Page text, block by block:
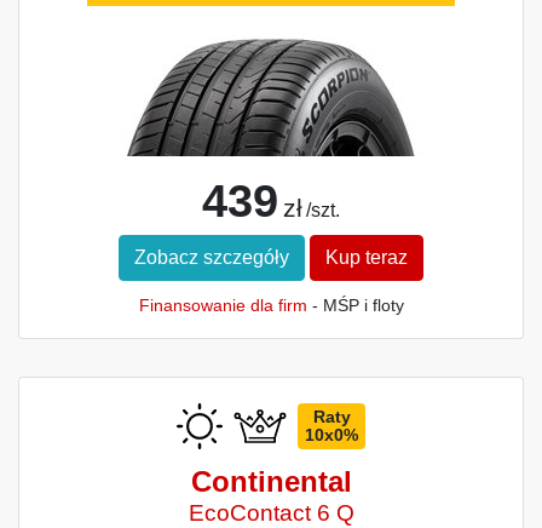
439 zł /szt.
Zobacz szczegóły Kup teraz
Finansowanie dla firm - MŚP i floty
Raty
10x0%
Continental
EcoContact 6 Q